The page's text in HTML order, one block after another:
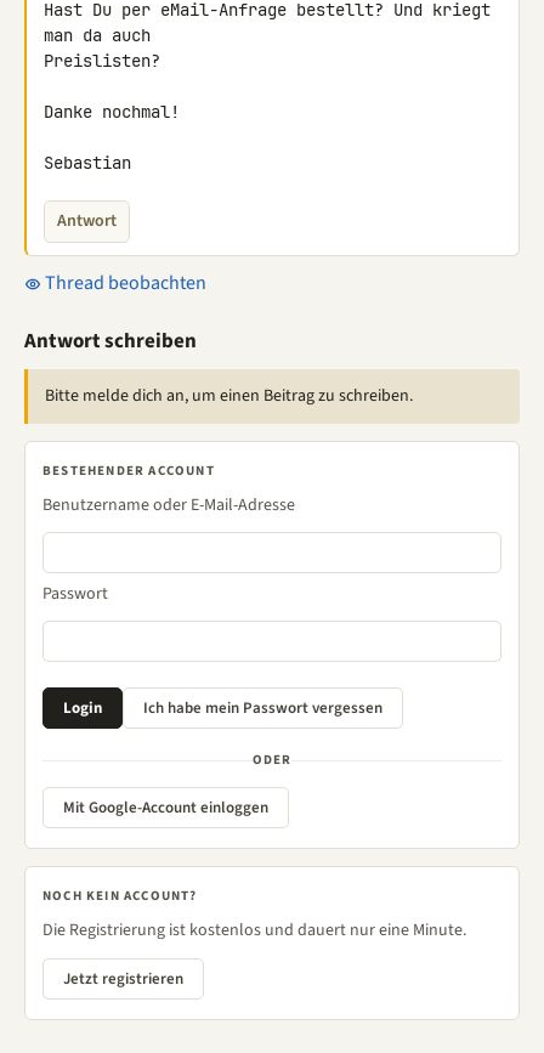
Hast Du per eMail-Anfrage bestellt? Und kriegt
man da auch
Preislisten?
Danke nochmal!
Sebastian
Antwort
Thread beobachten
Antwort schreiben
Bitte melde dich an, um einen Beitrag zu schreiben.
BESTEHENDER ACCOUNT
Benutzername oder E-Mail-Adresse
Passwort
ODER
Mit Google-Account einloggen
NOCH KEIN ACCOUNT?
Die Registrierung ist kostenlos und dauert nur eine Minute.
Jetzt registrieren